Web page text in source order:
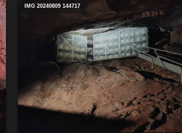
IMG 20240809 144717